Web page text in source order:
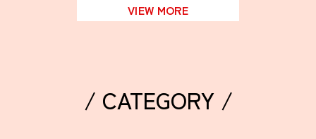
VIEW MORE
/ CATEGORY /